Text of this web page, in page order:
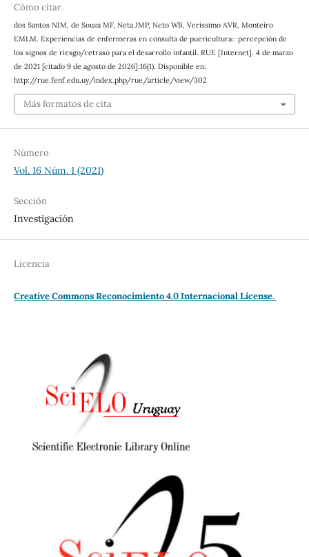
Cómo citar
dos Santos NIM, de Souza MF, Neta JMP, Neto WB, Verissimo AVR, Monteiro
EMLM. Experiencias de enfermeras en consulta de puericultura:: percepción de
los signos de riesgo/retraso para el desarrollo infantil. RUE [Internet]. 4 de marzo
de 2021 [citado 9 de agosto de 2026];16(1). Disponible en:
http://rue.fenf.edu.uy/index.php/rue/article/view/302
Más formatos de cita
Número
Vol. 16 Núm. 1 (2021)
Sección
Investigación
Licencia
Creative Commons Reconocimiento 4.0 Internacional License.